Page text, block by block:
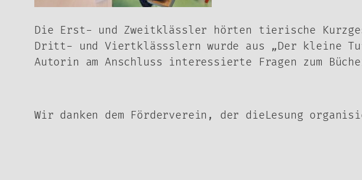
Die Erst- und Zweitklässler hörten tierische
Dritt- und Viertklässslern wurde aus „Der kleine
Autorin am Anschluss interessierte Fragen zum
Wir danken dem Förderverein, der dieLesung